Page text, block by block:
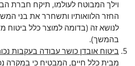
וילך המבוטח לעולמו, תיקח חברת
החזר הלוואותיו ותשחרר את בני
לנושא זה (בדומה למוצר כלל ביטוח
בהמשך).
ביטוח אובדן כושר עבודה בעקבות
מבית כלל חיים, המבטיח כי במקרה